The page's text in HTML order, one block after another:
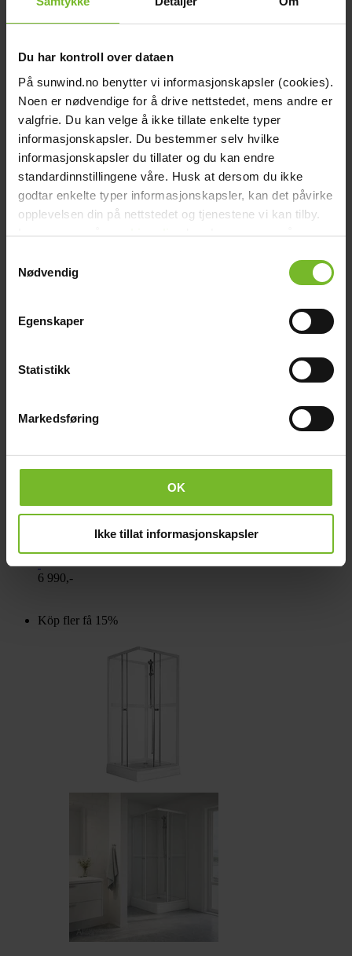
Du har kontroll over dataen
På sunwind.no benytter vi informasjonskapsler (cookies).
Noen er nødvendige for å drive nettstedet, mens andre er
valgfrie. Du kan velge å ikke tillate enkelte typer
informasjonskapsler. Du bestemmer selv hvilke
informasjonskapsler du tillater og du kan endre
standardinnstillingene våre. Husk at dersom du ikke
godtar enkelte typer informasjonskapsler, kan det påvirke
opplevelsen din på nettstedet og tjenestene vi kan tilby.
Les mer om vårcookiepolicyher. Les mer om våre
Nødvendig
Egenskaper
Statistikk
Markedsføring
OK
Ikke tillat informasjonskapsler
Duscharmatur 2-grepps
1 095,-
Liknande produkter
Köp fler få 15%
Duschkabin Jasmine - 80 x 80 x 195 cm
6 990,-
Köp fler få 15%